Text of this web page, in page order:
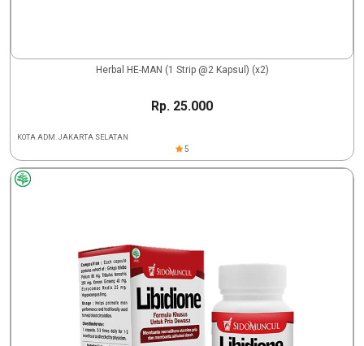
Herbal HE-MAN (1 Strip @2 Kapsul) (x2)
Rp. 25.000
KOTA ADM. JAKARTA SELATAN
5